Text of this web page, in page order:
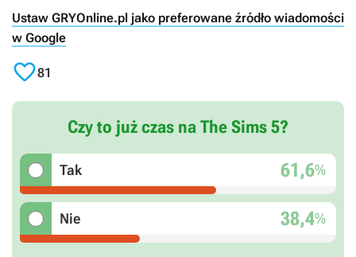
Ustaw GRYOnline.pl jako preferowane źródło wiadomości
w Google
81
Czy to już czas na The Sims 5?
Tak 61,6%
Nie 38,4%